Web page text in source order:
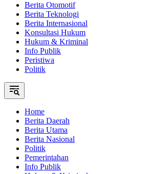
Berita Otomotif
Berita Teknologi
Berita Internasional
Konsultasi Hukum
Hukum & Kriminal
Info Publik
Peristiwa
Politik
Home
Berita Daerah
Berita Utama
Berita Nasional
Politik
Pemerintahan
Info Publik